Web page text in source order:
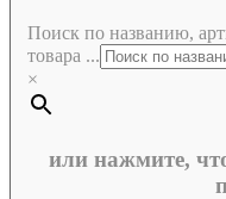
Поиск по названию,
товара ...
×
или нажмите,